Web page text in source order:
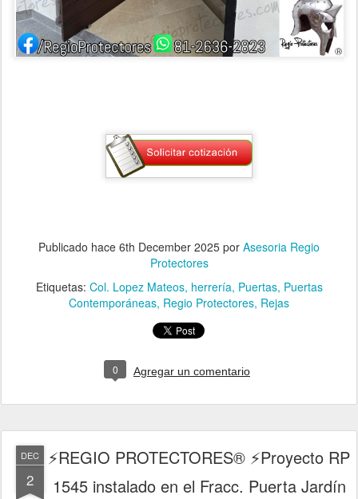
Publicado hace 6th December 2025 por Asesoria Regio
Protectores
Etiquetas: Col. Lopez Mateos herrería Puertas Puertas
Contemporáneas Regio Protectores Rejas
0 Agregar un comentario
DEC
2
⚡REGIO PROTECTORES® ⚡Proyecto RP
1545 instalado en el Fracc. Puerta Jardín